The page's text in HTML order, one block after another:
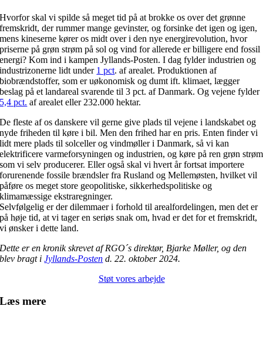
Hvorfor skal vi spilde så meget tid på at brokke os over det grønne
fremskridt, der rummer mange gevinster, og forsinke det igen og igen,
mens kineserne kører os midt over i den nye energirevolution, hvor
priserne på grøn strøm på sol og vind for allerede er billigere end fossil
energi? Kom ind i kampen Jyllands-Posten. I dag fylder industrien og
industrizonerne lidt under 1 pct. af arealet. Produktionen af
biobrændstoffer, som er uøkonomisk og dumt ift. klimaet, lægger
beslag på et landareal svarende til 3 pct. af Danmark. Og vejene fylder
5,4 pct. af arealet eller 232.000 hektar.
De fleste af os danskere vil gerne give plads til vejene i landskabet og
nyde friheden til køre i bil. Men den frihed har en pris. Enten finder vi
lidt mere plads til solceller og vindmøller i Danmark, så vi kan
elektrificere varmeforsyningen og industrien, og køre på ren grøn strøm
som vi selv producerer. Eller også skal vi hvert år fortsat importere
forurenende fossile brændsler fra Rusland og Mellemøsten, hvilket vil
påføre os meget store geopolitiske, sikkerhedspolitiske og
klimamæssige ekstraregninger.
Selvfølgelig er der dilemmaer i forhold til arealfordelingen, men det er
på høje tid, at vi tager en seriøs snak om, hvad er det for et fremskridt,
vi ønsker i dette land.
Dette er en kronik skrevet af RGO´s direktør, Bjarke Møller, og den
blev bragt iJyllands-Posten d. 22. oktober 2024.
Støt vores arbejde
Læs mere